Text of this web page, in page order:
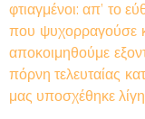
φτιαγμένοι: απ’ το
που ψυχορραγούσε
αποκοιμηθούμε
πόρνη τελευταίας
μας υποσχέθηκε